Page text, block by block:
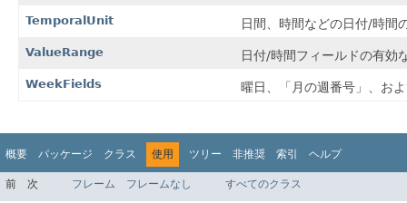
TemporalUnit 日間、時間などの日付/時間
ValueRange 日付/時間フィールドの有効
WeekFields 曜日、「月の週番号」、お
概要 パッケージ クラス 使用 ツリー 非推奨 索引 ヘルプ
前 次 フレーム フレームなし すべてのクラス